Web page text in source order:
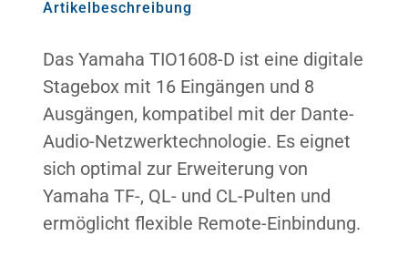
Suche
Artikelbeschreibung
Das Yamaha TIO1608-D ist eine digitale
Stagebox mit 16 Eingängen und 8
Ausgängen, kompatibel mit der Dante-
Audio-Netzwerktechnologie. Es eignet
sich optimal zur Erweiterung von
Yamaha TF-, QL- und CL-Pulten und
ermöglicht flexible Remote-Einbindung.